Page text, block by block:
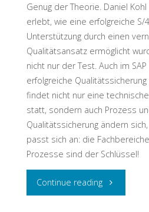
Genug der Theorie. Daniel
erlebt, wie eine erfolgreiche S/
Unterstützung durch einen
Qualitätsansatz ermöglicht
nicht nur der Test. Auch im
erfolgreiche
findet nicht nur eine
statt, sondern auch Prozess
Qualitätssicherung ändern
passt sich an: die
Prozesse sind der Schlüssel!
Continue reading"Testschnack: